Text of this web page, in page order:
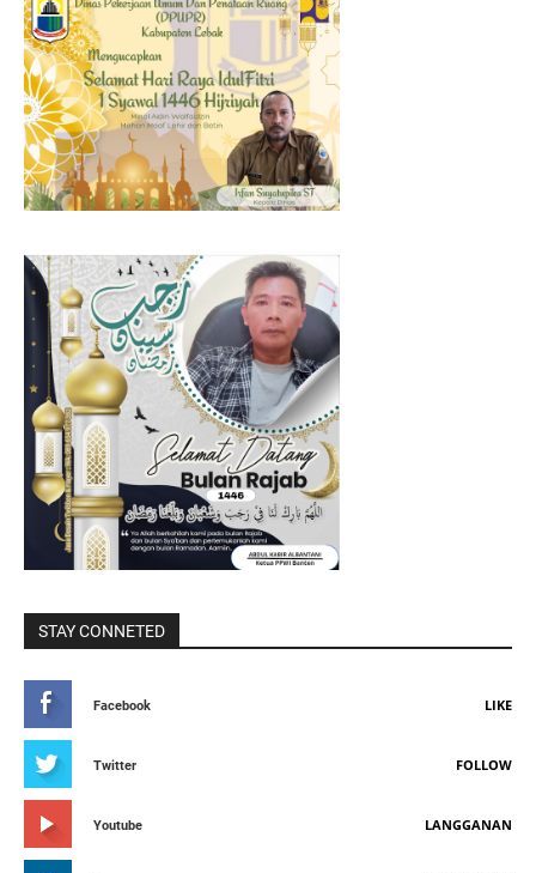
STAY CONNETED
Facebook LIKE
Twitter FOLLOW
Youtube LANGGANAN